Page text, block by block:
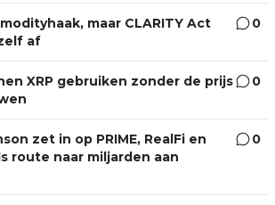
maar CLARITY Act
af
0
XRP gebruiken zonder de prijs
0
zet in op PRIME, RealFi en
route naar miljarden aan
0